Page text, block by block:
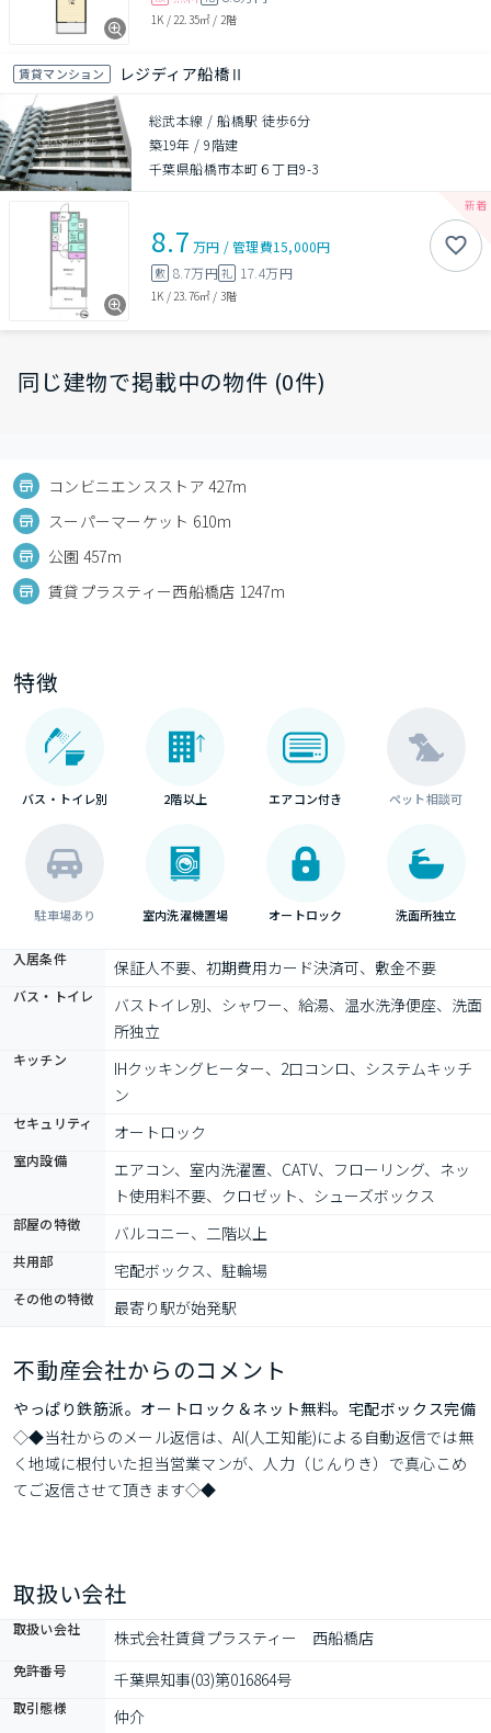
1K / 22.35㎡ / 2階
賃貸マンション レジディア船橋Ⅱ
総武本線 / 船橋駅 徒歩6分
築19年 /9階建
千葉県船橋市本町６丁目9-3
8.7 万円 /管理費15,000円
敷 8.7万円礼 17.4万円
1K / 23.76㎡ / 3階
同じ建物で掲載中の物件 (0件)
コンビニエンスストア 427m
スーパーマーケット 610m
公園 457m
賃貸プラスティー西船橋店 1247m
特徴
バス・トイレ別 2階以上 エアコン付き ペット相談可
駐車場あり 室内洗濯機置場 オートロック 洗面所独立
入居条件 保証人不要、初期費用カード決済可、敷金不要
バス・トイレ
バストイレ別、シャワー、給湯、温水洗浄便座、洗面
所独立
キッチン
IHクッキングヒーター、2口コンロ、システムキッチ
ン
セキュリティ オートロック
室内設備
エアコン、室内洗濯置、CATV、フローリング、ネッ
ト使用料不要、クロゼット、シューズボックス
部屋の特徴 バルコニー、二階以上
共用部 宅配ボックス、駐輪場
その他の特徴 最寄り駅が始発駅
不動産会社からのコメント
やっぱり鉄筋派。オートロック＆ネット無料。宅配ボックス完備
◇◆当社からのメール返信は、AI(人工知能)による自動返信では無
く地域に根付いた担当営業マンが、人力（じんりき）で真心こめ
てご返信させて頂きます◇◆
取扱い会社
取扱い会社 株式会社賃貸プラスティー　西船橋店
免許番号 千葉県知事(03)第016864号
取引態様 仲介